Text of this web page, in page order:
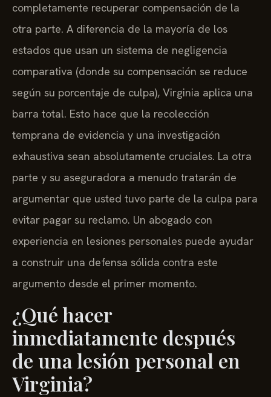
completamente recuperar compensación de la
otra parte. A diferencia de la mayoría de los
estados que usan un sistema de negligencia
comparativa (donde su compensación se reduce
según su porcentaje de culpa), Virginia aplica una
barra total. Esto hace que la recolección
temprana de evidencia y una investigación
exhaustiva sean absolutamente cruciales. La otra
parte y su aseguradora a menudo tratarán de
argumentar que usted tuvo parte de la culpa para
evitar pagar su reclamo. Un abogado con
experiencia en lesiones personales puede ayudar
a construir una defensa sólida contra este
argumento desde el primer momento.
¿Qué hacer
inmediatamente después
de una lesión personal en
Virginia?